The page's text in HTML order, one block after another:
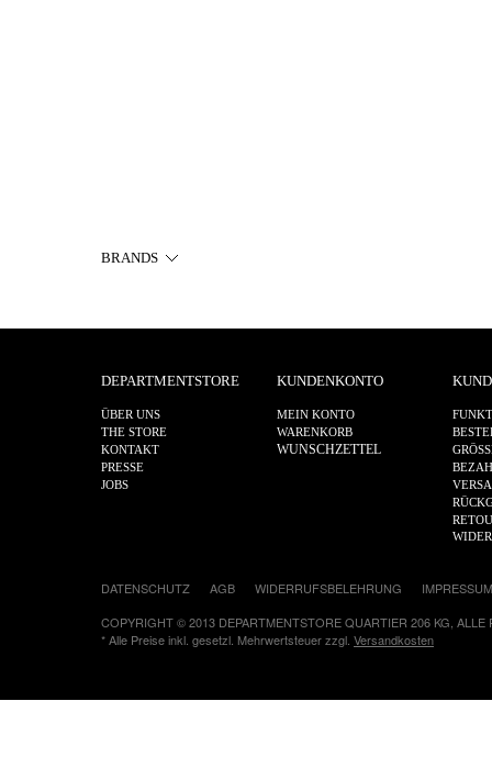
BRANDS
DEPARTMENTSTORE
ÜBER UNS
THE STORE
KONTAKT
PRESSE
JOBS
KUNDENKONTO
MEIN KONTO
WARENKORB
WUNSCHZETTEL
DATENSCHUTZ AGB WIDERRUFSBELEHRUNG
IMPRESSUM
COPYRIGHT © 2013 DEPARTMENTSTORE QUARTIER 206 KG, ALLE
* Alle Preise inkl. gesetzl. Mehrwertsteuer zzgl. Versandkosten